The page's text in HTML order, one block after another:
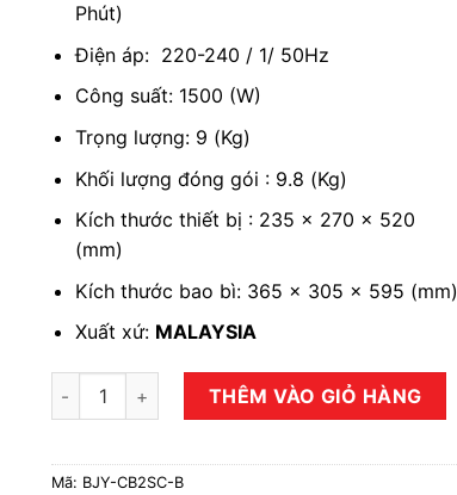
Phút)
Điện áp: 220-240 / 1/ 50Hz
Công suất: 1500 (W)
Trọng lượng: 9 (Kg)
Khối lượng đóng gói : 9.8 (Kg)
Kích thước thiết bị : 235 x 270 x 520
(mm)
Kích thước bao bì: 365 x 305 x 595 (mm)
Xuất xứ: MALAYSIA
Máy xay sinh tố BERJAYA BJY-CB2SC-B số lượng
THÊM VÀO GIỎ HÀNG
Mã: BJY-CB2SC-B